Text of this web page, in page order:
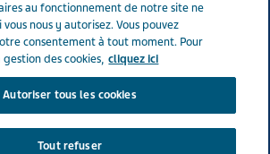
8 mg-12.5 mg
au fonctionnement de notre site ne
nous y autorisez. Vous pouvez
consentement à tout moment. Pour
des cookies, cliquez ici
Autoriser tous les cookies
Tout refuser